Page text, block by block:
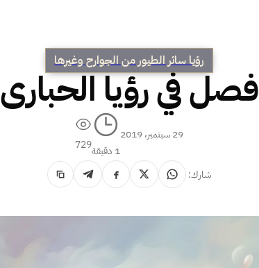
رؤيا سائر الطيور من الجوارح وغيرها
فصل في رؤيا الحبارى
29 سبتمبر، 2019
1 دقيقة
729
شارك: